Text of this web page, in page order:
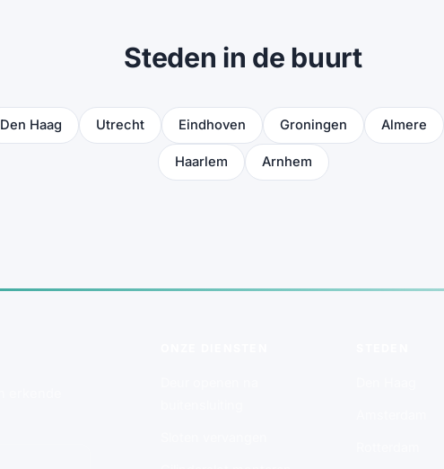
Steden in de buurt
Den Haag Utrecht Eindhoven Groningen Almere
Haarlem Arnhem